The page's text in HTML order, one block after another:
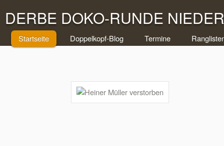
DERBE DOKO-RUNDE
Startseite Doppelkopf-Blog Termine